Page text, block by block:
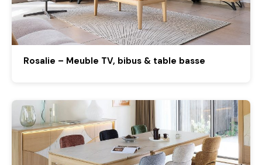
Rosalie – Meuble TV, bibus & table basse